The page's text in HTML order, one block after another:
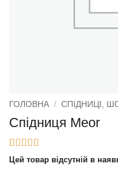
ГОЛОВНА / СПІДНИЦІ,
Спідниця Meor
Рейтинг5 з
5 на основі
3Цей товар відсутній в